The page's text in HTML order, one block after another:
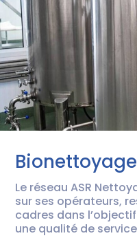
Le réseau ASR
sur ses opérateurs,
cadres dans
une qualité de